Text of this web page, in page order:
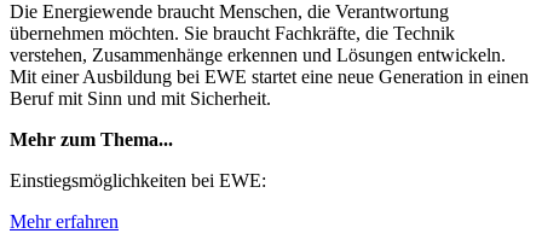
Die Energiewende braucht Menschen, die Verantwortung
übernehmen möchten. Sie braucht Fachkräfte, die Technik
verstehen, Zusammenhänge erkennen und Lösungen entwickeln.
Mit einer Ausbildung bei EWE startet eine neue Generation in einen
Beruf mit Sinn und mit Sicherheit.
Mehr zum Thema...
Einstiegsmöglichkeiten bei EWE:
Mehr erfahren